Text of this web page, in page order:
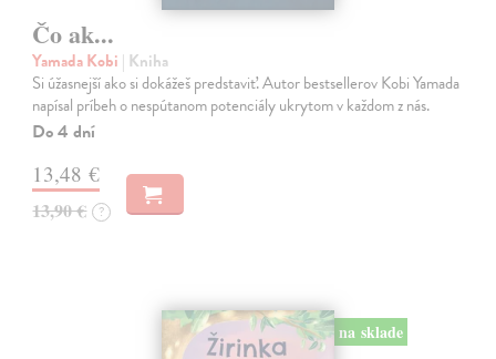
Čo ak...
Yamada Kobi | Kniha
Si úžasnejší ako si dokážeš predstaviť. Autor bestsellerov Kobi Yamada
napísal príbeh o nespútanom potenciály ukrytom v každom z nás.
Do 4 dní
13,48 €
13,90 € ?
na sklade